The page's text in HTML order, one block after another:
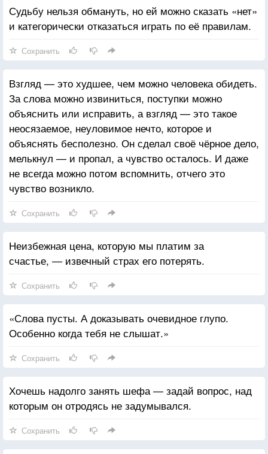
Судьбу нельзя обмануть, но ей можно сказать «нет»
и категорически отказаться играть по её правилам.
Сохранить
Взгляд — это худшее, чем можно человека обидеть.
За слова можно извиниться, поступки можно
объяснить или исправить, а взгляд — это такое
неосязаемое, неуловимое нечто, которое и
объяснять бесполезно. Он сделал своё чёрное дело,
мелькнул — и пропал, а чувство осталось. И даже
не всегда можно потом вспомнить, отчего это
чувство возникло.
Сохранить
Неизбежная цена, которую мы платим за
счастье, — извечный страх его потерять.
Сохранить
«Слова пусты. А доказывать очевидное глупо.
Особенно когда тебя не слышат.»
Сохранить
Хочешь надолго занять шефа — задай вопрос, над
которым он отродясь не задумывался.
Сохранить